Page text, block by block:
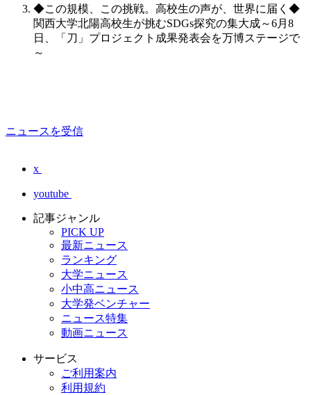
◆この規模、この挑戦。高校生の声が、世界に届く◆
関西大学北陽高校生が挑むSDGs探究の集大成～6月8
日、「刀」プロジェクト成果発表会を万博ステージで
～
ニュースを受信
x
youtube
記事ジャンル
PICK UP
最新ニュース
ランキング
大学ニュース
小中高ニュース
大学発ベンチャー
ニュース特集
動画ニュース
サービス
ご利用案内
利用規約